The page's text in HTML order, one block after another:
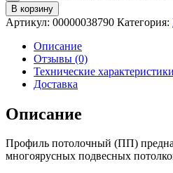
В корзину
Артикул: 00000038790 Категория:
Описание
Отзывы (0)
Технические характеристики
Доставка
Описание
Профиль потолочный (ПП)
многоярусных подвесных